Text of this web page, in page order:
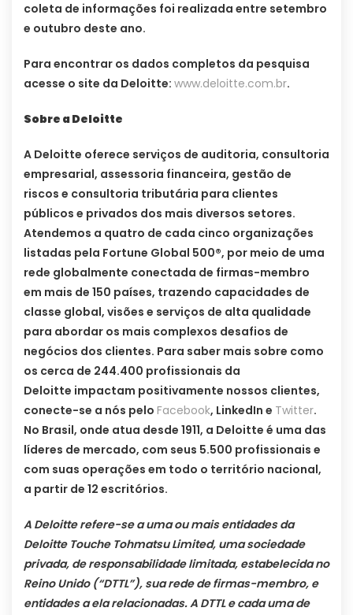
coleta de informações foi realizada entre setembro
e outubro deste ano.
Para encontrar os dados completos da pesquisa
acesse o site da Deloitte: www.deloitte.com.br.
Sobre a Deloitte
A Deloitte oferece serviços de auditoria, consultoria
empresarial, assessoria financeira, gestão de
riscos e consultoria tributária para clientes
públicos e privados dos mais diversos setores.
Atendemos a quatro de cada cinco organizações
listadas pela Fortune Global 500®, por meio de uma
rede globalmente conectada de firmas-membro
em mais de 150 países, trazendo capacidades de
classe global, visões e serviços de alta qualidade
para abordar os mais complexos desafios de
negócios dos clientes. Para saber mais sobre como
os cerca de 244.400 profissionais da
Deloitte impactam positivamente nossos clientes,
conecte-se a nós pelo Facebook, LinkedIn e Twitter.
No Brasil, onde atua desde 1911, a Deloitte é uma das
líderes de mercado, com seus 5.500 profissionais e
com suas operações em todo o território nacional,
a partir de 12 escritórios.
A Deloitte refere-se a uma ou mais entidades da
Deloitte Touche Tohmatsu Limited, uma sociedade
privada, de responsabilidade limitada, estabelecida no
Reino Unido (“DTTL”), sua rede de firmas-membro, e
entidades a ela relacionadas. A DTTL e cada uma de